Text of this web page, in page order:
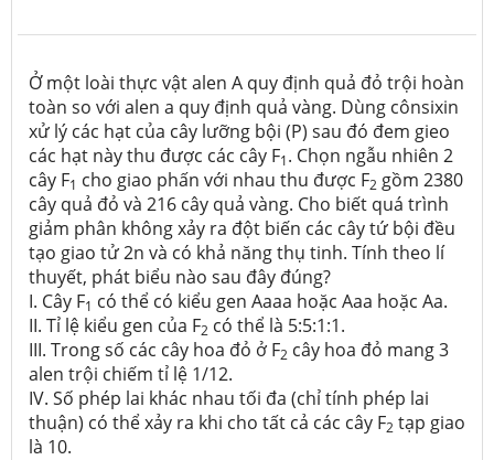
Ở một loài thực vật alen A quy định quả đỏ trội hoàn
toàn so với alen a quy định quả vàng. Dùng cônsixin
xử lý các hạt của cây lưỡng bội (P) sau đó đem gieo
các hạt này thu được các cây F1. Chọn ngẫu nhiên 2
cây F1 cho giao phấn với nhau thu được F2 gồm 2380
cây quả đỏ và 216 cây quả vàng. Cho biết quá trình
giảm phân không xảy ra đột biến các cây tứ bội đều
tạo giao tử 2n và có khả năng thụ tinh. Tính theo lí
thuyết, phát biểu nào sau đây đúng?
I. Cây F1 có thể có kiểu gen Aaaa hoặc Aaa hoặc Aa.
II. Tỉ lệ kiểu gen của F2 có thể là 5:5:1:1.
III. Trong số các cây hoa đỏ ở F2 cây hoa đỏ mang 3
alen trội chiếm tỉ lệ 1/12.
IV. Số phép lai khác nhau tối đa (chỉ tính phép lai
thuận) có thể xảy ra khi cho tất cả các cây F2 tạp giao
là 10.